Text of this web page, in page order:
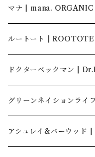
マナ | mana.
ルートート | ROOTOTE
ドクターベックマン |
グリーンネイションラ
アシュレイ&バーウッ